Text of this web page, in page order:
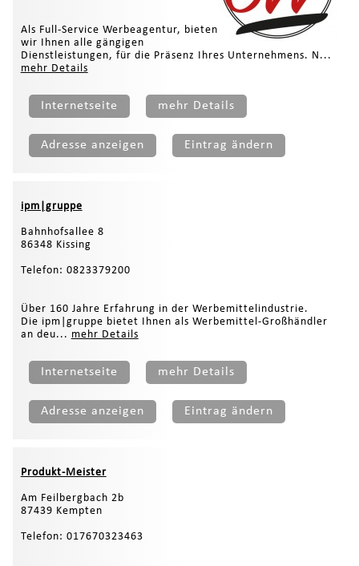
Als Full-Service Werbeagentur, bieten
wir Ihnen alle gängigen
Dienstleistungen, für die Präsenz Ihres Unternehmens. N...
mehr Details
Internetseite mehr Details
Adresse anzeigen Eintrag ändern
ipm|gruppe
Bahnhofsallee 8
86348 Kissing
Telefon: 0823379200
Über 160 Jahre Erfahrung in der Werbemittelindustrie.
Die ipm|gruppe bietet Ihnen als Werbemittel-Großhändler
an deu... mehr Details
Internetseite mehr Details
Adresse anzeigen Eintrag ändern
Produkt-Meister
Am Feilbergbach 2b
87439 Kempten
Telefon: 017670323463